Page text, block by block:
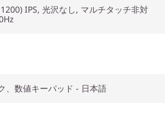
IPS, 光沢なし, マルチタッチ非対
、数値キーパッド - 日本語